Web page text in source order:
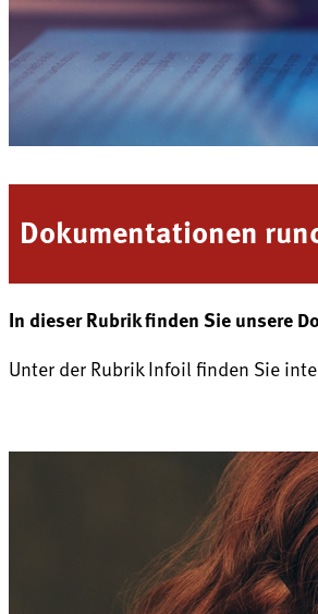
Dokumentationen
In dieser Rubrik finden Sie unsere
Unter der Rubrik Infoil finden Sie